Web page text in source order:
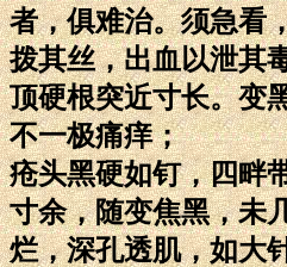
者，俱难治。须急看
拨其丝，出血以泄其
顶硬根突近寸长。变
不一极痛痒；
疮头黑硬如钉，四畔
寸余，随变焦黑，未
烂，深孔透肌，如大